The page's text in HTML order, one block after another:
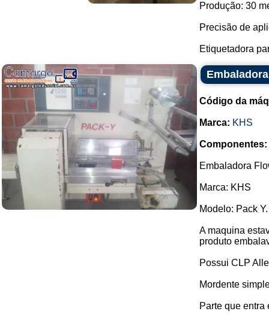
Produção: 30
Precisão de
Etiquetadora
Código da
Marca: KHS
Componentes:
Embaladora
Marca: KHS
Modelo: Pack Y.
A maquina
produto
Possui CLP
Mordente
Parte que entra